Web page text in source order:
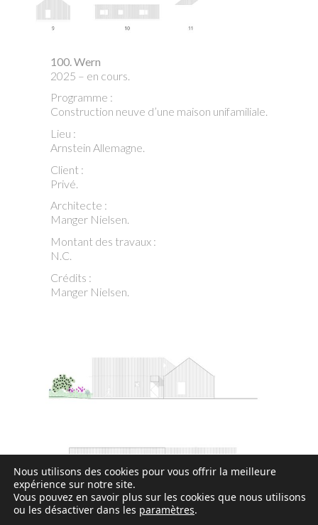
100. Wern
2025 – en cours.
Programme :
Construction neuve d’une maison unifamiliale.
Lieu :
Arnstein Allemagne.
Client :
Privé.
Architecte :
Manger Nielsen.
Montant des travaux :
N.C.
Crédits :
Manger Nielsen.
Nous utilisons des cookies pour vous offrir la meilleure
expérience sur notre site.
Vous pouvez en savoir plus sur les cookies que nous utilisons
ou les désactiver dans les paramètres.